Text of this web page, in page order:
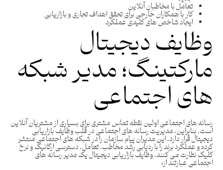
تعامل با مخاطبان آنلاین
کار با همکاران خارجی برای تحقق اهداف تجاری و بازاریابی
ایجاد شاخص های کلیدی عملکرد
وظایف دیجیتال
مارکتینگ؛ مدیر شبکه
های اجتماعی
رسانه های اجتماعی اولین نقطه تماس مشتری برای بسیاری از مشتریان آنلاین
است. بنابراین، مدیریت رسانه های اجتماعی در قلب وظایف بازاریابی
دیجیتال قرار دارد. این مدیران پیام سازمان را در شبکه های اجتماعی منتشر
کرده و عملکرد برند را با ردیابی رشد مخاطب، تعامل، دسترسی ارگانیک و نرخ
کلیک نظارت می کنند. وظایف بازاریابی دیجیتال یک مدیر رسانه های
اجتماعی عبارتند از: